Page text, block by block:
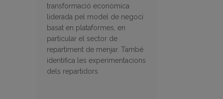
transformació econòmica
liderada pel model de negoci
basat en plataformes, en
particular el sector de
repartiment de menjar. També
identifica les experimentacions
dels repartidors